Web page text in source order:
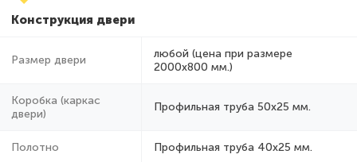
Конструкция двери
Размер двери
любой (цена при размере
2000x800 мм.)
Коробка (каркас
двери)
Профильная труба 50х25 мм.
Полотно Профильная труба 40х25 мм.